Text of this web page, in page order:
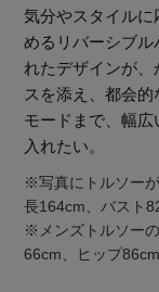
気分やスタイル
めるリバーシブル
れたデザインが
スを添え、都会
モードまで、幅広
入れたい。
※写真にトルソー
長164cm、バスト
※メンズトルソー
66cm、ヒップ